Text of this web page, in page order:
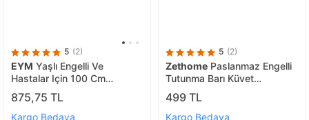
5 (2)
EYM Yaşlı Engelli Ve
Hastalar Için 100 Cm
Tutamak Engelli Tutamağı
875,75 TL
Kargo Bedava
5 (2)
Zethome Paslanmaz Engelli
Tutunma Barı Küvet
Tutamağı 20cm
499 TL
Kargo Bedava